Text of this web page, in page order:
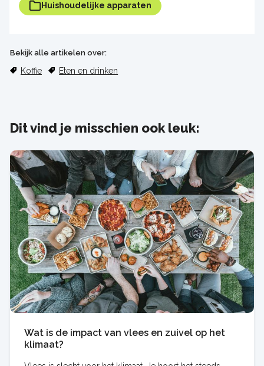
Huishoudelijke apparaten
Bekijk alle artikelen over:
Koffie Eten en drinken
Dit vind je misschien ook leuk:
Wat is de impact van vlees en zuivel op het
klimaat?